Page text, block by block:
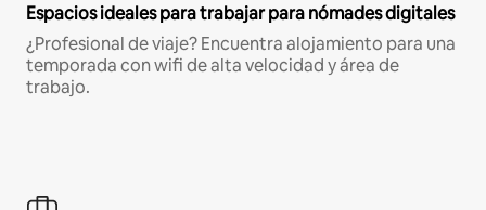
Espacios ideales para trabajar para nómades digitales
¿Profesional de viaje? Encuentra alojamiento para una
temporada con wifi de alta velocidad y área de
trabajo.